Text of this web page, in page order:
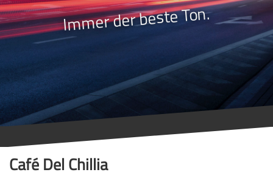
Immer der beste Ton.
Café Del Chillia